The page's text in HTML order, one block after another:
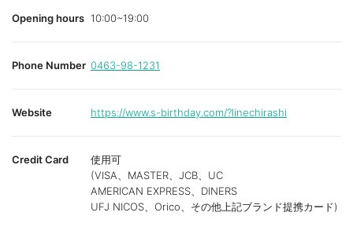
Opening hours 10:00~19:00
Phone Number 0463-98-1231
Website https://www.s-birthday.com/?linechirashi
Credit Card
使用可
(VISA、MASTER、JCB、UC
AMERICAN EXPRESS、DINERS
UFJ NICOS、Orico、その他上記ブランド提携カード)